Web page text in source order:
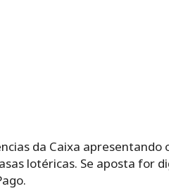
da Caixa apresentando
lotéricas. Se aposta for